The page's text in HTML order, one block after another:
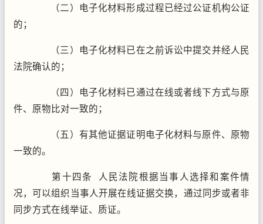
（二）电子化材料形成过程已经过公证机构公证
的；
（三）电子化材料已在之前诉讼中提交并经人民
法院确认的；
（四）电子化材料已通过在线或者线下方式与原
件、原物比对一致的；
（五）有其他证据证明电子化材料与原件、原物
一致的。
第十四条 人民法院根据当事人选择和案件情
况，可以组织当事人开展在线证据交换，通过同步或者非
同步方式在线举证、质证。